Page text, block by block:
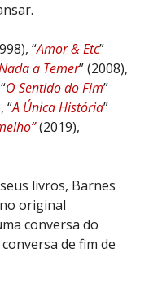
“Amor & Etc”
a Temer” (2008),
O Sentido do Fim”
“A Única História”
(2019),
livros, Barnes
original
conversa do
de fim de